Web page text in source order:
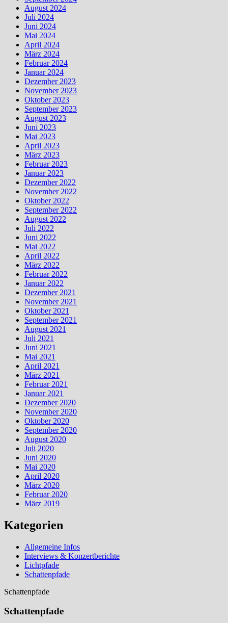
August 2024
Juli 2024
Juni 2024
Mai 2024
April 2024
März 2024
Februar 2024
Januar 2024
Dezember 2023
November 2023
Oktober 2023
September 2023
August 2023
Juni 2023
Mai 2023
April 2023
März 2023
Februar 2023
Januar 2023
Dezember 2022
November 2022
Oktober 2022
September 2022
August 2022
Juli 2022
Juni 2022
Mai 2022
April 2022
März 2022
Februar 2022
Januar 2022
Dezember 2021
November 2021
Oktober 2021
September 2021
August 2021
Juli 2021
Juni 2021
Mai 2021
April 2021
März 2021
Februar 2021
Januar 2021
Dezember 2020
November 2020
Oktober 2020
September 2020
August 2020
Juli 2020
Juni 2020
Mai 2020
April 2020
März 2020
Februar 2020
März 2019
Kategorien
Allgemeine Infos
Interviews & Konzertberichte
Lichtpfade
Schattenpfade
Schattenpfade
Schattenpfade